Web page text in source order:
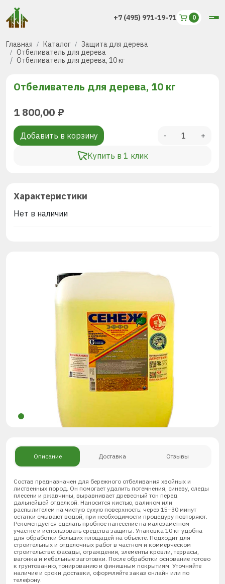
+7 (495) 971-19-71
Главная Каталог
Защита для дерева
Отбеливатель для дерева
Отбеливатель для дерева, 10 кг
Отбеливатель для дерева, 10 кг
1 800,00 ₽
Добавить в корзину
Купить в 1 клик
- +
Характеристики
Нет в наличии
Описание Доставка Отзывы
Состав предназначен для бережного отбеливания хвойных и
лиственных пород. Он помогает удалить потемнения, синеву, следы
плесени и ржавчины, выравнивает древесный тон перед
дальнейшей отделкой. Наносится кистью, валиком или
распылителем на чистую сухую поверхность; через 15–30 минут
остатки смывают водой, при необходимости процедуру повторяют.
Рекомендуется сделать пробное нанесение на малозаметном
участке и использовать средства защиты. Упаковка 10 кг удобна
для обработки больших площадей на объекте. Подходит для
строительных и отделочных работ в частном и коммерческом
строительстве: фасады, ограждения, элементы кровли, террасы,
вагонка и мебельные заготовки. После обработки основание готово
к грунтованию, тонированию и финишным покрытиям. Уточняйте
наличие и сроки доставки, оформляйте заказ онлайн или по
телефону.